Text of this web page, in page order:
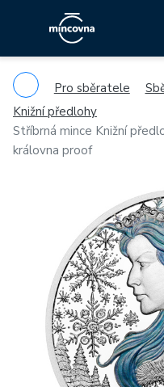
Pro sběratele
Knižní předlohy
Stříbrná mince Knižní
královna proof
Previous